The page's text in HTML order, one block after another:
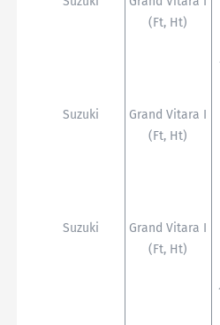
(ft, Ht)
Suzuki
Grand Vitara I
(ft, Ht)
Suzuki
Grand Vitara I
(ft, Ht)